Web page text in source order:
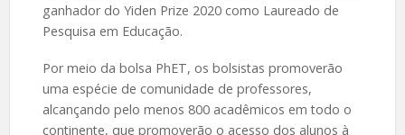
ganhador do Yiden Prize 2020 como Laureado de
Pesquisa em Educação.
Por meio da bolsa PhET, os bolsistas promoverão
uma espécie de comunidade de professores,
alcançando pelo menos 800 acadêmicos em todo o
continente, que promoverão o acesso dos alunos à